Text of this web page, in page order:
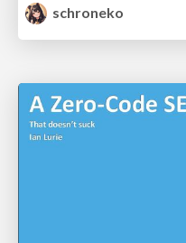
schroneko